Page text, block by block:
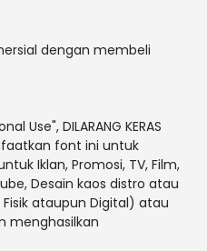
dengan membeli
Use", DILARANG KERAS
font ini untuk
Iklan, Promosi, TV, Film,
Desain kaos distro atau
ataupun Digital) atau
menghasilkan